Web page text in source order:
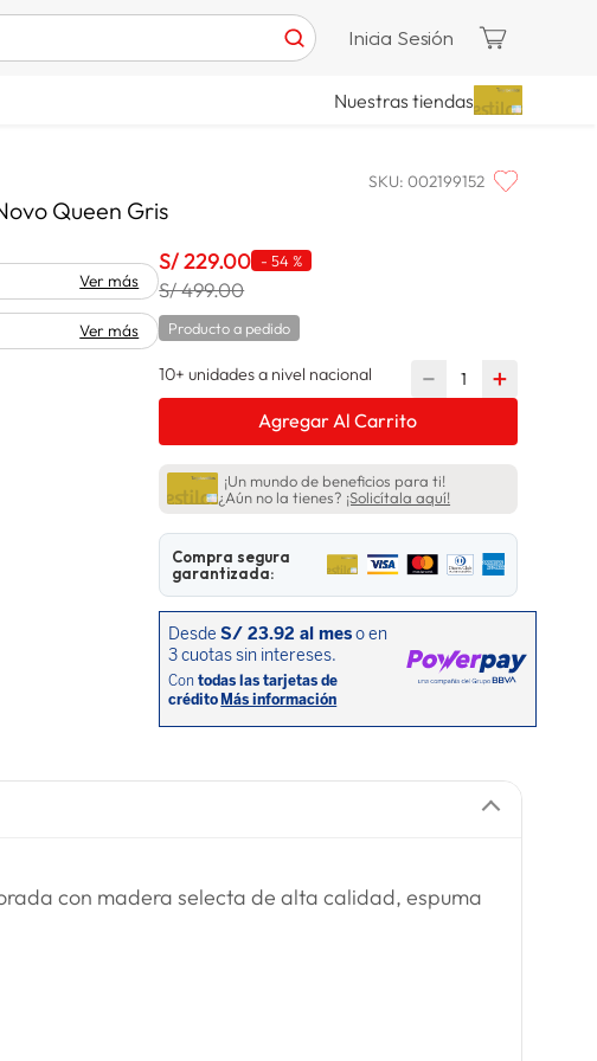
Inicia Sesión
Nuestras tiendas
SKU: 002199152
Queen Gris
Ver más
Ver más
S/229.00 -54 %
S/ 499.00
Producto a pedido
10+ unidades a nivel nacional ＋
－
Agregar Al Carrito
¡Un mundo de beneficios para ti!
¿Aún no la tienes? ¡Solicítala aquí!
Compra segura
garantizada:
con madera selecta de alta calidad, espuma